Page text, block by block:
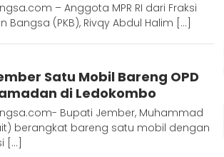
– Anggota MPR RI dari Fraksi
Bangsa (PKB), Rivqy Abdul Halim […]
Satu Mobil Bareng OPD
di Ledokombo
Bupati Jember, Muhammad
berangkat bareng satu mobil dengan
[…]